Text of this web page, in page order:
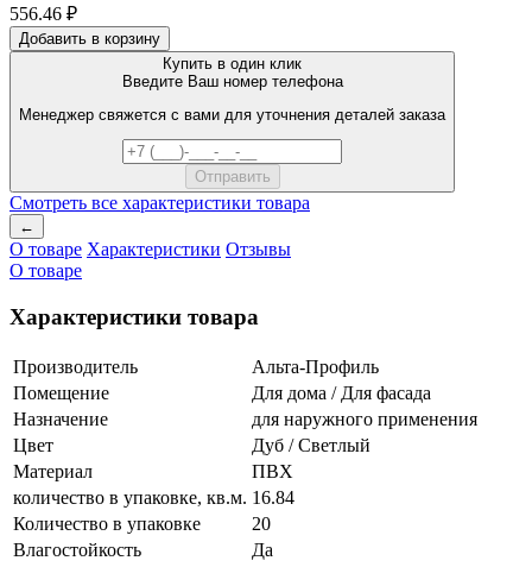
556.46 ₽
Добавить в корзину
Купить в один клик
Введите Ваш номер телефона
Менеджер свяжется с вами для уточнения деталей заказа
Смотреть все характеристики товара
←
О товаре Характеристики Отзывы
О товаре
Характеристики товара
Производитель
Альта-Профиль
Помещение
Для дома / Для фасада
Назначение
для наружного применения
Цвет
Дуб / Светлый
Материал
ПВХ
количество в упаковке, кв.м. 16.84
Количество в упаковке
20
Влагостойкость
Да